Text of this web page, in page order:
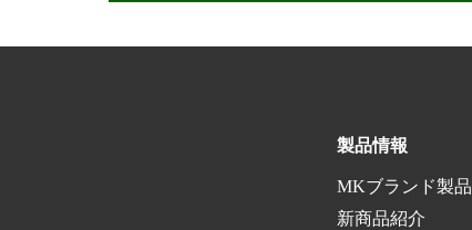
製品情報
MKブランド製品
新商品紹介